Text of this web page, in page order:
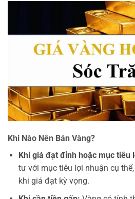
Khi Nào Nên Bán Vàng?
Khi giá đạt đỉnh hoặc mục tiêu
tư với mục tiêu lợi nhuận cụ
khi giá đạt kỳ vọng.